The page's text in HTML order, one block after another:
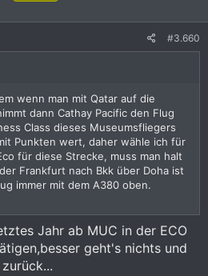
#3.660
wenn man mit Qatar auf die
dann Cathay Pacific den Flug
Class dieses Museumsfliegers
Punkten wert, daher wähle ich für
für diese Strecke, muss man halt
Frankfurt nach Bkk über Doha ist
immer mit dem A380 oben.
Jahr ab MUC in der ECO
geht's nichts und